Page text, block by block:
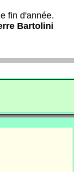
fin d'année.
Bartolini